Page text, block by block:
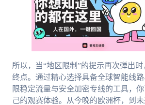
所以，当“地区限制”的提示再次弹出
终点。通过精心选择具备全球智能线
限稳定流量与安全加密专线的工具，
己的观赛体验。从今晚的欧洲杯，到